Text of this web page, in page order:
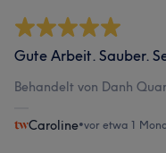
Gute Arbeit. Sauber.
Behandelt von Danh
Caroline•vor etwa 1